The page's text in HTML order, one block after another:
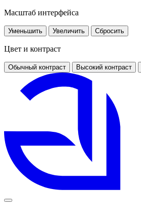
Масштаб интерфейса
Уменьшить Увеличить Сбросить
Цвет и контраст
Обычный контраст Высокий контраст